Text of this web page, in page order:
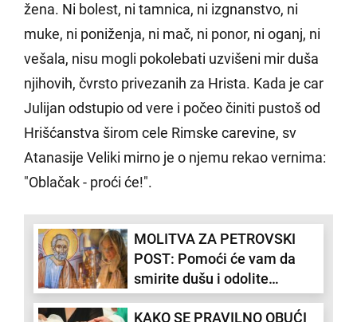
žena. Ni bolest, ni tamnica, ni izgnanstvo, ni
muke, ni poniženja, ni mač, ni ponor, ni oganj, ni
vešala, nisu mogli pokolebati uzvišeni mir duša
njihovih, čvrsto privezanih za Hrista. Kada je car
Julijan odstupio od vere i počeo činiti pustoš od
Hrišćanstva širom cele Rimske carevine, sv
Atanasije Veliki mirno je o njemu rekao vernima:
"Oblačak - proći će!".
MOLITVA ZA PETROVSKI
POST: Pomoći će vam da
smirite dušu i odolite
iskušenjima
KAKO SE PRAVILNO OBUĆI